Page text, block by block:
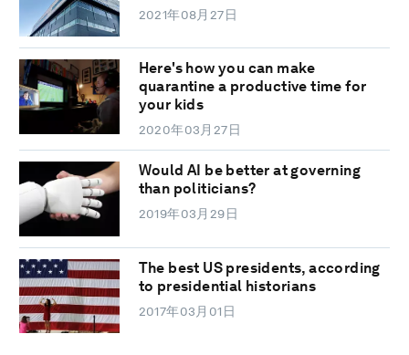
2021年08月27日
Here's how you can make
quarantine a productive time for
your kids
2020年03月27日
Would AI be better at governing
than politicians?
2019年03月29日
The best US presidents, according
to presidential historians
2017年03月01日